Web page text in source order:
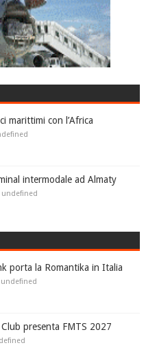
marittimi con l’Africa
intermodale ad Almaty
undefined
porta la Romantika in Italia
undefined
presenta FMTS 2027